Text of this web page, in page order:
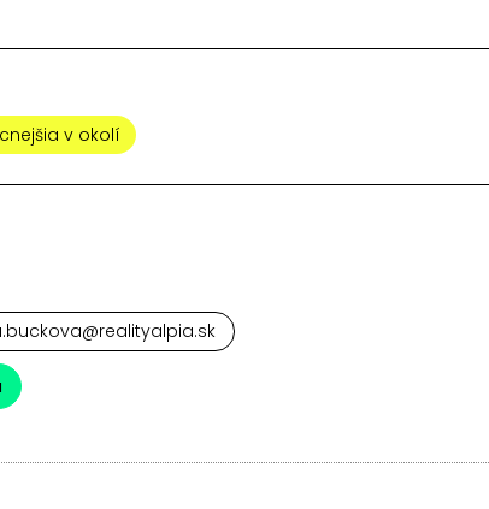
v okolí